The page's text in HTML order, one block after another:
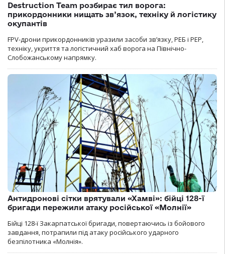
Destruction Team розбирає тил ворога:
прикордонники нищать зв’язок, техніку й логістику
окупантів
FPV-дрони прикордонників уразили засоби зв’язку, РЕБ і РЕР,
техніку, укриття та логістичний хаб ворога на Північно-
Слобожанському напрямку.
Антидронові сітки врятували «Хамві»: бійці 128-ї
бригади пережили атаку російської «Молнії»
Бійці 128-ї Закарпатської бригади, повертаючись із бойового
завдання, потрапили під атаку російського ударного
безпілотника «Молнія».